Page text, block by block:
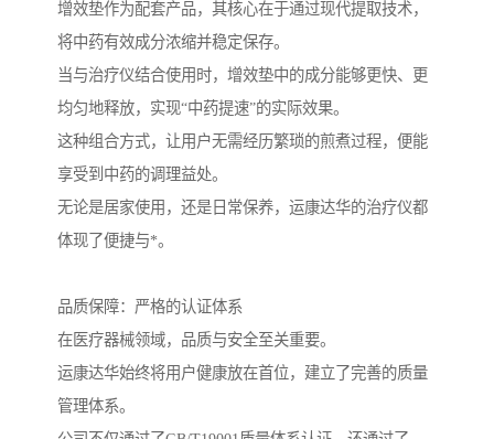
增效垫作为配套产品，其核心在于通过现代提取技术，
将中药有效成分浓缩并稳定保存。
当与治疗仪结合使用时，增效垫中的成分能够更快、更
均匀地释放，实现“中药提速”的实际效果。
这种组合方式，让用户无需经历繁琐的煎煮过程，便能
享受到中药的调理益处。
无论是居家使用，还是日常保养，运康达华的治疗仪都
体现了便捷与*。
品质保障：严格的认证体系
在医疗器械领域，品质与安全至关重要。
运康达华始终将用户健康放在首位，建立了完善的质量
管理体系。